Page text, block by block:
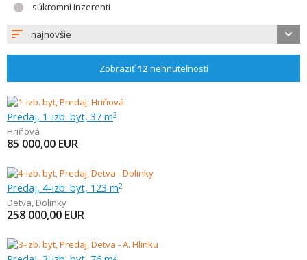
súkromní inzerenti
najnovšie
Zobraziť12 nehnuteľností
Predaj, 1-izb. byt, 37 m2
Hriňová
85 000,00 EUR
Predaj, 4-izb. byt, 123 m2
Detva, Dolinky
258 000,00 EUR
2